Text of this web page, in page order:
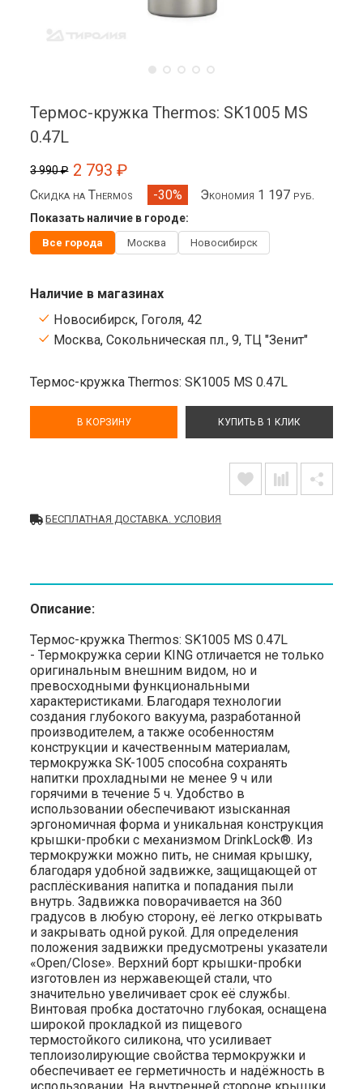
Термос-кружка Thermos: SK1005 MS
0.47L
3 990 ₽ 2 793 ₽
Скидка на Thermos -30% Экономия 1 197 руб.
Показать наличие в городе:
Все города Москва Новосибирск
Наличие в магазинах
Новосибирск, Гоголя, 42
Москва, Сокольническая пл., 9, ТЦ "Зенит"
Термос-кружка Thermos: SK1005 MS 0.47L
В КОРЗИНУ КУПИТЬ В 1 КЛИК
БЕСПЛАТНАЯ ДОСТАВКА. УСЛОВИЯ
Описание:
Термос-кружка Thermos: SK1005 MS 0.47L
- Термокружка серии KING отличается не только
оригинальным внешним видом, но и
превосходными функциональными
характеристиками. Благодаря технологии
создания глубокого вакуума, разработанной
производителем, а также особенностям
конструкции и качественным материалам,
термокружка SK-1005 способна сохранять
напитки прохладными не менее 9 ч или
горячими в течение 5 ч. Удобство в
использовании обеспечивают изысканная
эргономичная форма и уникальная конструкция
крышки-пробки с механизмом DrinkLock®. Из
термокружки можно пить, не снимая крышку,
благодаря удобной задвижке, защищающей от
расплёскивания напитка и попадания пыли
внутрь. Задвижка поворачивается на 360
градусов в любую сторону, её легко открывать
и закрывать одной рукой. Для определения
положения задвижки предусмотрены указатели
«Open/Close». Верхний борт крышки-пробки
изготовлен из нержавеющей стали, что
значительно увеличивает срок её службы.
Винтовая пробка достаточно глубокая, оснащена
широкой прокладкой из пищевого
термостойкого силикона, что усиливает
теплоизолирующие свойства термокружки и
обеспечивает ее герметичность и надёжность в